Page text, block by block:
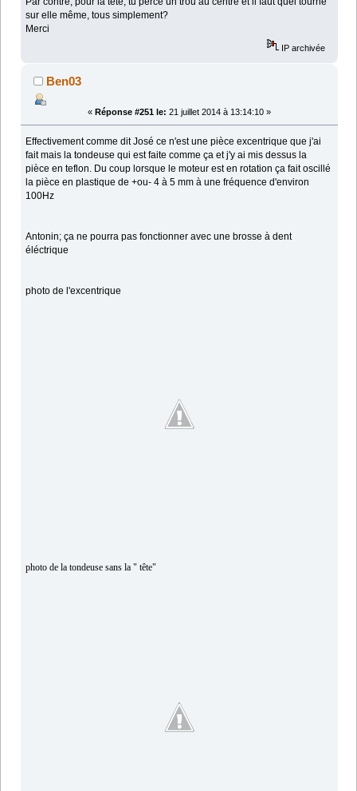
sur elle même, tous simplement?
Merci
IP archivée
Ben03
« Réponse #251 le: 21 juillet 2014 à 13:14:10 »
Effectivement comme dit José ce n'est une pièce excentrique que j'ai
fait mais la tondeuse qui est faite comme ça et j'y ai mis dessus la
pièce en teflon. Du coup lorsque le moteur est en rotation ça fait oscillé
la pièce en plastique de +ou- 4 à 5 mm à une fréquence d'environ
100Hz
Antonin; ça ne pourra pas fonctionner avec une brosse à dent
éléctrique
photo de l'excentrique
photo de la tondeuse sans la " tête"